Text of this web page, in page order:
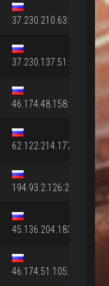
37.230.210.63:27015
37.230.137.51:27015
46.174.48.158:27015
62.122.214.177:27015
194.93.2.126:27016
45.136.204.183:27015
46.174.51.105:27015